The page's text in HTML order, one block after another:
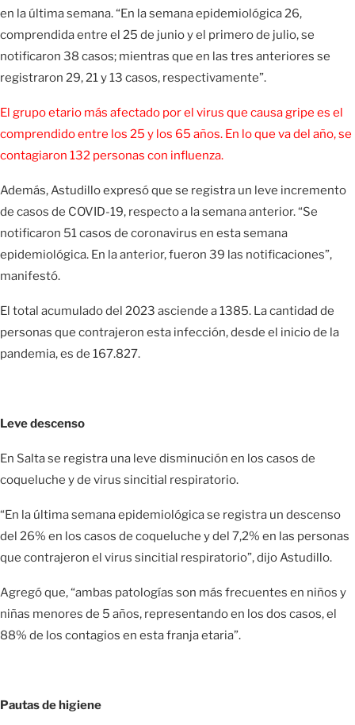
en la última semana. “En la semana epidemiológica 26,
comprendida entre el 25 de junio y el primero de julio, se
notificaron 38 casos; mientras que en las tres anteriores se
registraron 29, 21 y 13 casos, respectivamente”.
El grupo etario más afectado por el virus que causa gripe es el
comprendido entre los 25 y los 65 años. En lo que va del año, se
contagiaron 132 personas con influenza.
Además, Astudillo expresó que se registra un leve incremento
de casos de COVID-19, respecto a la semana anterior. “Se
notificaron 51 casos de coronavirus en esta semana
epidemiológica. En la anterior, fueron 39 las notificaciones”,
manifestó.
El total acumulado del 2023 asciende a 1385. La cantidad de
personas que contrajeron esta infección, desde el inicio de la
pandemia, es de 167.827.
Leve descenso
En Salta se registra una leve disminución en los casos de
coqueluche y de virus sincitial respiratorio.
“En la última semana epidemiológica se registra un descenso
del 26% en los casos de coqueluche y del 7,2% en las personas
que contrajeron el virus sincitial respiratorio”, dijo Astudillo.
Agregó que, “ambas patologías son más frecuentes en niños y
niñas menores de 5 años, representando en los dos casos, el
88% de los contagios en esta franja etaria”.
Pautas de higiene